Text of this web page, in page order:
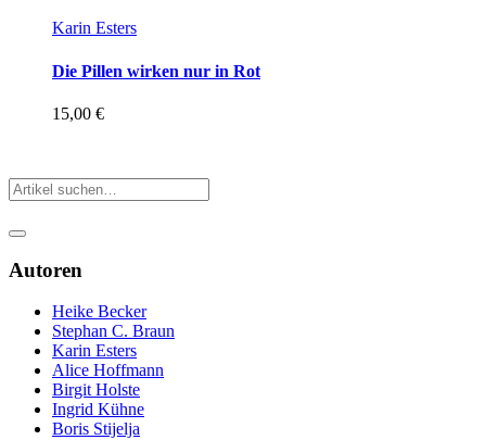
Karin Esters
Die Pillen wirken nur in Rot
15,00 €
Autoren
Heike Becker
Stephan C. Braun
Karin Esters
Alice Hoffmann
Birgit Holste
Ingrid Kühne
Boris Stijelja